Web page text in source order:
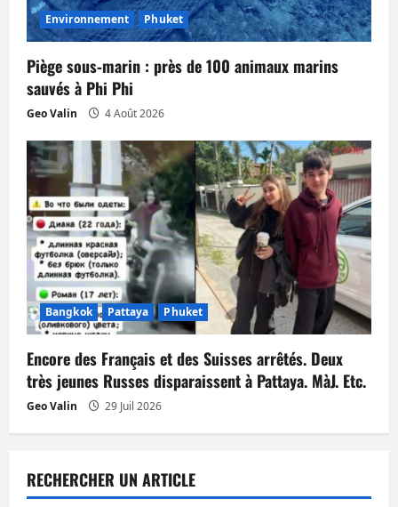
Environnement Phuket
Piège sous‑marin : près de 100 animaux marins
sauvés à Phi Phi
Geo Valin 4 Août 2026
Bangkok Pattaya Phuket
Encore des Français et des Suisses arrêtés. Deux
très jeunes Russes disparaissent à Pattaya. MàJ. Etc.
Geo Valin 29 Juil 2026
RECHERCHER UN ARTICLE